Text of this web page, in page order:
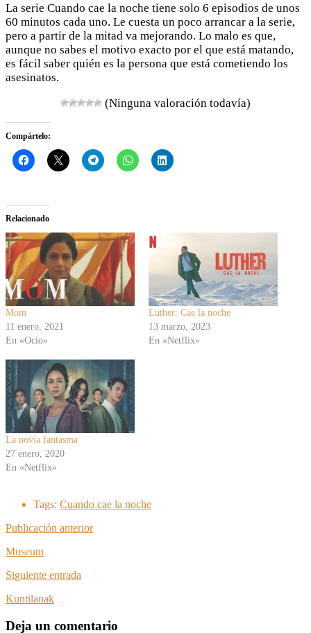
La serie Cuando cae la noche tiene solo 6 episodios de unos
60 minutos cada uno. Le cuesta un poco arrancar a la serie,
pero a partir de la mitad va mejorando. Lo malo es que,
aunque no sabes el motivo exacto por el que está matando,
es fácil saber quién es la persona que está cometiendo los
asesinatos.
(Ninguna valoración todavía)
Compártelo:
Relacionado
Mom
11 enero, 2021
En «Ocio»
Luther: Cae la noche
13 marzo, 2023
En «Netflix»
La novia fantasma
27 enero, 2020
En «Netflix»
Tags: Cuando cae la noche
Publicación anterior
Museum
Siguiente entrada
Kuntilanak
Deja un comentario